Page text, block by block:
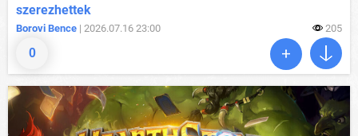
0
szerezhettek
Borovi Bence | 2026.07.16 23:00 205